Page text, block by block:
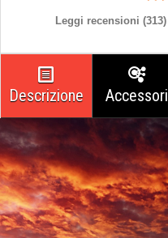
Leggi recensioni (313)
Descrizione Accessori